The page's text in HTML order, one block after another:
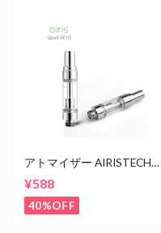
アトマイザー AIRISTECH
レス カートリッジ
¥588
40%OFF